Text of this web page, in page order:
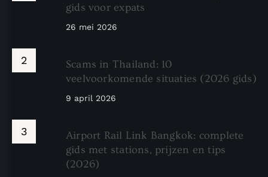
gids voor expats
26 mei 2026
Scams in Thailand: 10
veelvoorkomende situaties (2026 gids)
9 april 2026
Airport Rail Link Bangkok: complete
gids met stations, prijzen en tips
(2026)